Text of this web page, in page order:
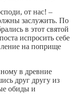
от нас! –
заслужить. По
в этот святой
испросить себе
на поприще
в древние
друг другу из
обиды и